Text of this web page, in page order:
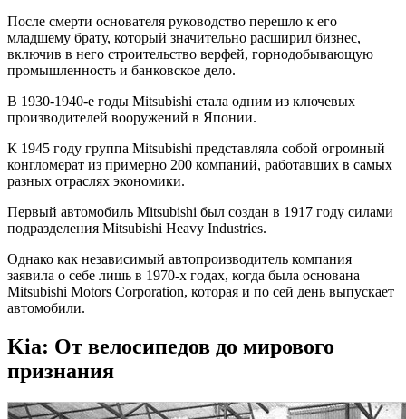
После смерти основателя руководство перешло к его
младшему брату, который значительно расширил бизнес,
включив в него строительство верфей, горнодобывающую
промышленность и банковское дело.
В 1930-1940-е годы Mitsubishi стала одним из ключевых
производителей вооружений в Японии.
К 1945 году группа Mitsubishi представляла собой огромный
конгломерат из примерно 200 компаний, работавших в самых
разных отраслях экономики.
Первый автомобиль Mitsubishi был создан в 1917 году силами
подразделения Mitsubishi Heavy Industries.
Однако как независимый автопроизводитель компания
заявила о себе лишь в 1970-х годах, когда была основана
Mitsubishi Motors Corporation, которая и по сей день выпускает
автомобили.
Kia: От велосипедов до мирового
признания